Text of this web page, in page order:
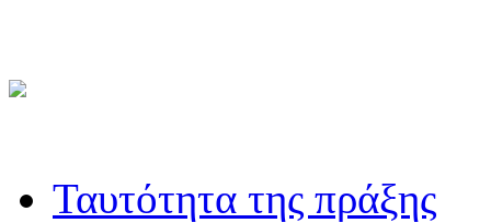
Ταυτότητα της πράξης